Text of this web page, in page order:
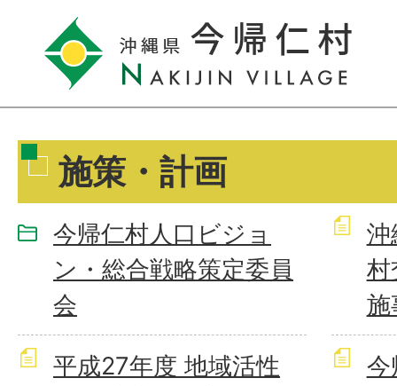
施策・計画
今帰仁村人口ビジョ
ン・総合戦略策定委員
会
沖
村
施
平成27年度 地域活性
今